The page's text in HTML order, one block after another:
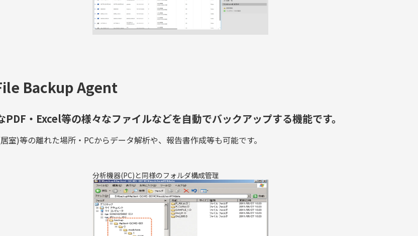
Backup Agent
・Excel等の様々なファイルなどを自動でバックアップする機能です。
)等の離れた場所・PCからデータ解析や、報告書作成等も可能です。
分析機器(PC)と同様のフォルダ構成管理